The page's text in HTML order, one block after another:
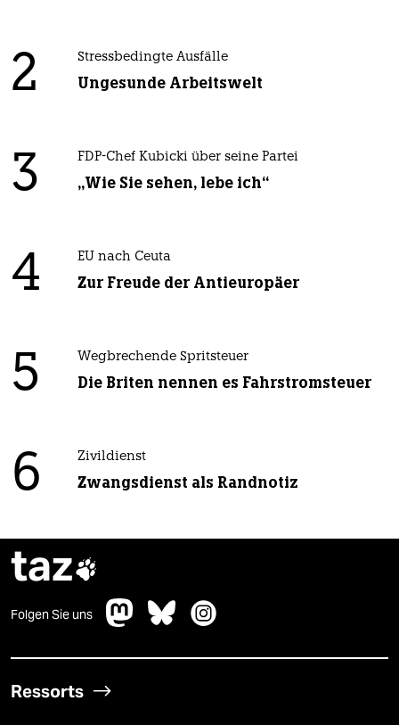
2 Stressbedingte Ausfälle
Ungesunde Arbeitswelt
3 FDP-Chef Kubicki über seine Partei
„Wie Sie sehen, lebe ich“
4 EU nach Ceuta
Zur Freude der Antieuropäer
5 Wegbrechende Spritsteuer
Die Briten nennen es Fahrstromsteuer
6 Zivildienst
Zwangsdienst als Randnotiz
taz
Folgen Sie uns
Ressorts